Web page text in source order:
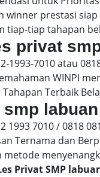
winner prestasi
tiap-tiap tahapan
privat
1993-7010 atau
WINPI
Terbaik
1993 7010 / 0818
Ternama dan
Privat SMP